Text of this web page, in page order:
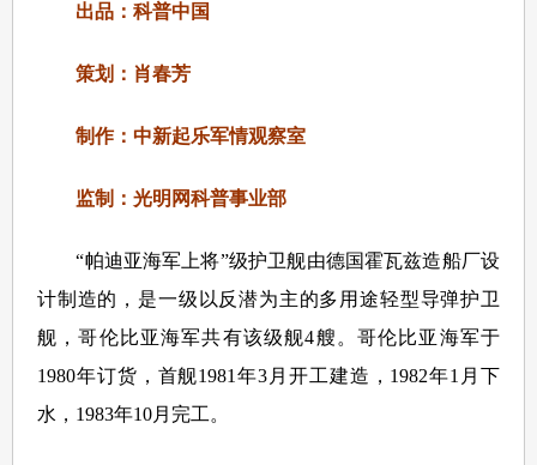
出品：科普中国
策划：肖春芳
制作：中新起乐军情观察室
监制：光明网科普事业部
“帕迪亚海军上将”级护卫舰由德国霍瓦兹造船厂设
计制造的，是一级以反潜为主的多用途轻型导弹护卫
舰，哥伦比亚海军共有该级舰4艘。哥伦比亚海军于
1980年订货，首舰1981年3月开工建造，1982年1月下
水，1983年10月完工。